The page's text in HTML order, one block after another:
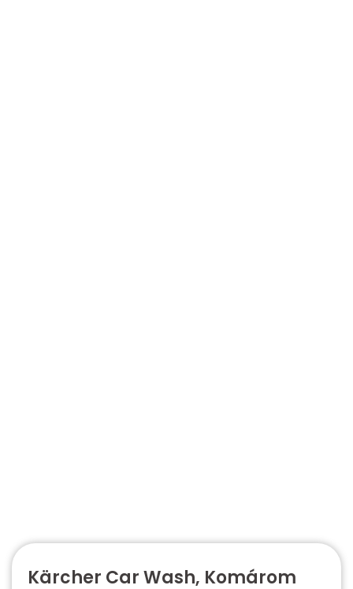
Kärcher Car Wash, Komárom